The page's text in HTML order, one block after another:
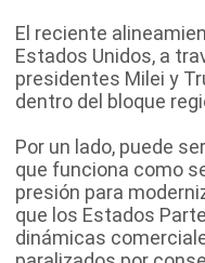
El reciente
Estados Unidos, a
presidentes Milei y
dentro del bloque
Por un lado, puede
que funciona como
presión para
que los Estados
dinámicas